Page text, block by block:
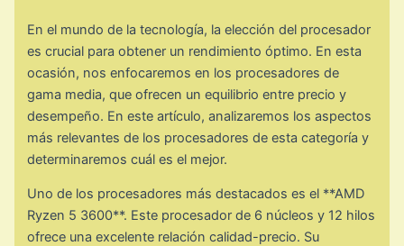
En el mundo de la tecnología, la elección del procesador
es crucial para obtener un rendimiento óptimo. En esta
ocasión, nos enfocaremos en los procesadores de
gama media, que ofrecen un equilibrio entre precio y
desempeño. En este artículo, analizaremos los aspectos
más relevantes de los procesadores de esta categoría y
determinaremos cuál es el mejor.
Uno de los procesadores más destacados es el **AMD
Ryzen 5 3600**. Este procesador de 6 núcleos y 12 hilos
ofrece una excelente relación calidad-precio. Su